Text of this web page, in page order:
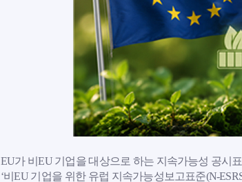
EU가 비EU 기업을 대상으로 하는 지속가능성 공시
‘비EU 기업을 위한 유럽 지속가능성보고표준(N-